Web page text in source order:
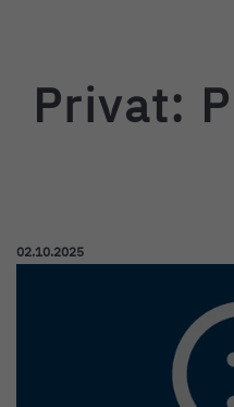
Privat:
Veröffentlicht am:
02.10.2025